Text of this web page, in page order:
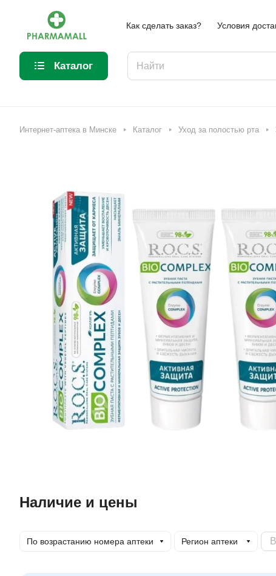
Как сделать заказ? Условия
Каталог
Интернет-аптека в Минске Каталог Уход за полостью рта
Наличие и цены
По возрастанию номера аптеки Регион аптеки